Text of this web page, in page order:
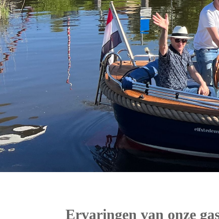
Ervaringen van onze